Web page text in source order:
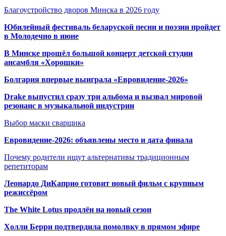
Благоустройство дворов Минска в 2026 году
Юбилейный фестиваль беларуской песни и поэзии пройдет
в Молодечно в июне
В Минске прошёл большой концерт детской студии
ансамбля «Хорошки»
Болгария впервые выиграла «Евровидение-2026»
Drake выпустил сразу три альбома и вызвал мировой
резонанс в музыкальной индустрии
Выбор маски сварщика
Евровидение-2026: объявлены место и дата финала
Почему родители ищут альтернативы традиционным
репетиторам
Леонардо ДиКаприо готовит новый фильм с крупным
режиссёром
The White Lotus продлён на новый сезон
Холли Берри подтвердила помолвку в прямом эфире